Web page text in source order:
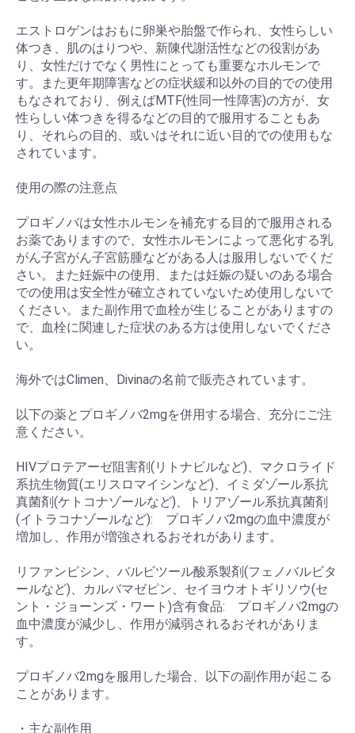
エストロゲンはおもに卵巣や胎盤で作られ、女性らしい
体つき、肌のはりつや、新陳代謝活性などの役割があ
り、女性だけでなく男性にとっても重要なホルモンで
す。また更年期障害などの症状緩和以外の目的での使用
もなされており、例えばMTF(性同一性障害)の方が、女
性らしい体つきを得るなどの目的で服用することもあ
り、それらの目的、或いはそれに近い目的での使用もな
されています。
使用の際の注意点
プロギノバは女性ホルモンを補充する目的で服用される
お薬でありますので、女性ホルモンによって悪化する乳
がん子宮がん子宮筋腫などがある人は服用しないでくだ
さい。また妊娠中の使用、または妊娠の疑いのある場合
での使用は安全性が確立されていないため使用しないで
ください。また副作用で血栓が生じることがありますの
で、血栓に関連した症状のある方は使用しないでくださ
い。
海外ではClimen、Divinaの名前で販売されています。
以下の薬とプロギノバ2mgを併用する場合、充分にご注
意ください。
HIVプロテアーゼ阻害剤(リトナビルなど)、マクロライド
系抗生物質(エリスロマイシンなど)、イミダゾール系抗
真菌剤(ケトコナゾールなど)、トリアゾール系抗真菌剤
(イトラコナゾールなど): プロギノバ2mgの血中濃度が
増加し、作用が増強されるおそれがあります。
リファンピシン、バルビツール酸系製剤(フェノバルビタ
ールなど)、カルバマゼピン、セイヨウオトギリソウ(セ
ント・ジョーンズ・ワート)含有食品: プロギノバ2mgの
血中濃度が減少し、作用が減弱されるおそれがありま
す。
プロギノバ2mgを服用した場合、以下の副作用が起こる
ことがあります。
・主な副作用